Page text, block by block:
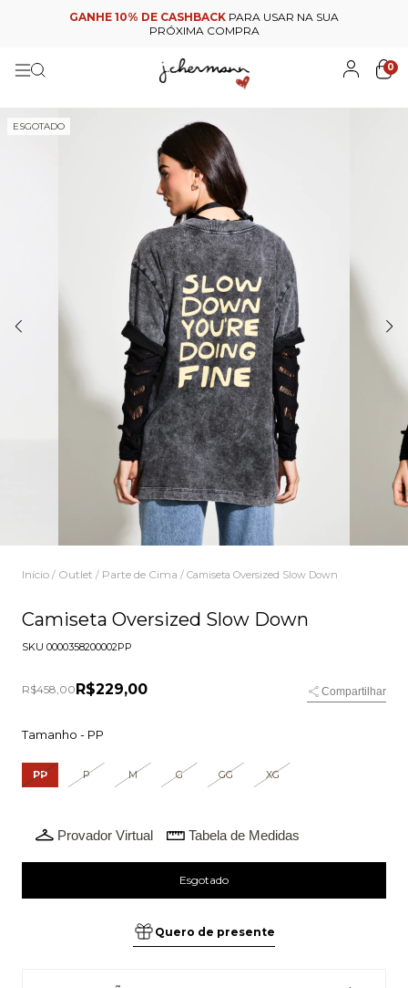
GANHE 10% DE CASHBACK PARA USAR NA SUA
PRÓXIMA COMPRA
0
ESGOTADO
Início / Outlet / Parte de Cima / Camiseta Oversized Slow Down
Camiseta Oversized Slow Down
SKU 0000358200002PP
R$458,00 R$229,00 Compartilhar
Tamanho - PP
PP P M G GG XG
Provador Virtual Tabela de Medidas
Quero de presente